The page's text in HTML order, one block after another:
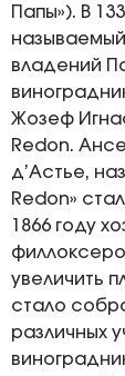
Папы»). В
владений
Жозеф
Redon.
д’Астье,
Redon»
1866 году
увеличить
стало
различных